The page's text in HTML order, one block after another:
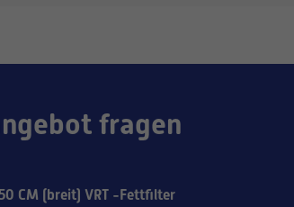
fragen
50 CM (breit) VRT -Fettfilter